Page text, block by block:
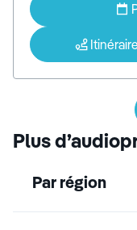
Itinéraire
Plus
Par région